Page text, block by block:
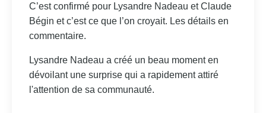
C’est confirmé pour Lysandre Nadeau et Claude
Bégin et c’est ce que l’on croyait. Les détails en
commentaire.
Lysandre Nadeau a créé un beau moment en
dévoilant une surprise qui a rapidement attiré
l'attention de sa communauté.